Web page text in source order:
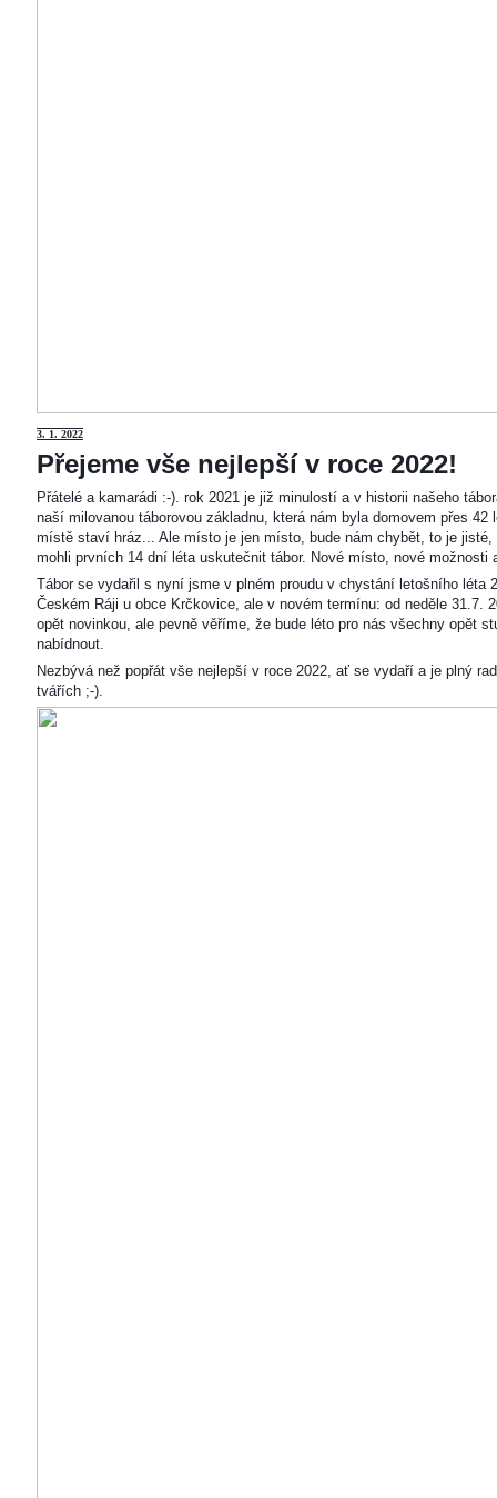
3. 1. 2022
Přejeme vše nejlepší v roce 2022!
Přátelé a kamarádi :-). rok 2021 je již minulostí a v historii našeho
naší milovanou táborovou základnu, která nám byla domovem přes
místě staví hráz... Ale místo je jen místo, bude nám chybět, to je
mohli prvních 14 dní léta uskutečnit tábor. Nové místo, nové
Tábor se vydařil s nyní jsme v plném proudu v chystání letošního léta
Českém Ráji u obce Krčkovice, ale v novém termínu: od neděle 31.7.
opět novinkou, ale pevně věříme, že bude léto pro nás všechny opět
nabídnout.
Nezbývá než popřát vše nejlepší v roce 2022, ať se vydaří a je plný
tvářích ;-).